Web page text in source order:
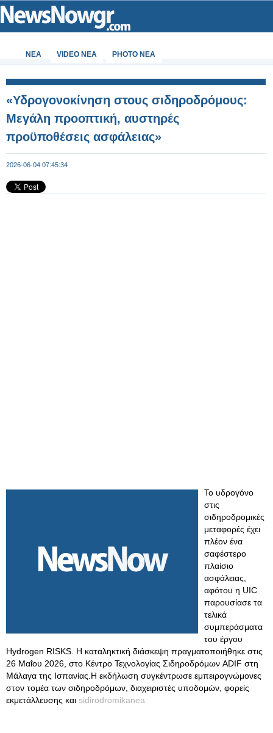
ΝΕΑ VIDEO NEA PHOTO NEA
«Υδρογονοκίνηση στους σιδηροδρόμους:
Μεγάλη προοπτική, αυστηρές
προϋποθέσεις ασφάλειας»
2026-06-04 07:45:34
Το υδρογόνο
στις
σιδηροδρομικές
μεταφορές έχει
πλέον ένα
σαφέστερο
πλαίσιο
ασφάλειας,
αφότου η UIC
παρουσίασε τα
τελικά
συμπεράσματα
του έργου
Hydrogen RISKS. Η καταληκτική διάσκεψη πραγματοποιήθηκε στις
26 Μαΐου 2026, στο Κέντρο Τεχνολογίας Σιδηροδρόμων ADIF στη
Μάλαγα της Ισπανίας.Η εκδήλωση συγκέντρωσε εμπειρογνώμονες
στον τομέα των σιδηροδρόμων, διαχειριστές υποδομών, φορείς
εκμετάλλευσης και sidirodromikanea